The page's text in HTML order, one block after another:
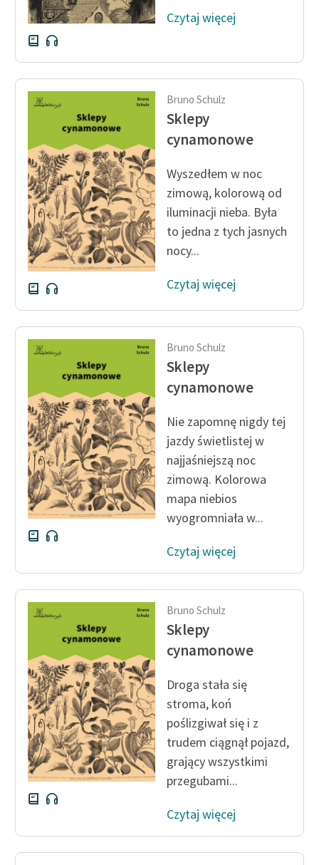
Deklaracja dostępności
Czytaj więcej
Bruno Schulz
Sklepy
cynamonowe
Wyszedłem w noc
zimową, kolorową od
iluminacji nieba. Była
to jedna z tych jasnych
nocy...
Czytaj więcej
Bruno Schulz
Sklepy
cynamonowe
Nie zapomnę nigdy tej
jazdy świetlistej w
najjaśniejszą noc
zimową. Kolorowa
mapa niebios
wyogromniała w...
Czytaj więcej
Bruno Schulz
Sklepy
cynamonowe
Droga stała się
stroma, koń
poślizgiwał się i z
trudem ciągnął pojazd,
grający wszystkimi
przegubami...
Czytaj więcej